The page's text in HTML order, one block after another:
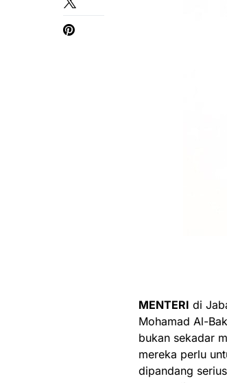
MENTERI di
Mohamad Al-
bukan sekadar
mereka perlu
dipandang